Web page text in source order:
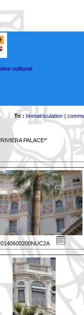
culturel
Tri : Immatriculation|
PALACE*'